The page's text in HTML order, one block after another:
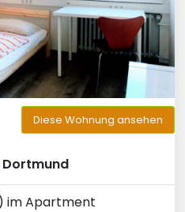
Diese Wohnung ansehen
im Apartment